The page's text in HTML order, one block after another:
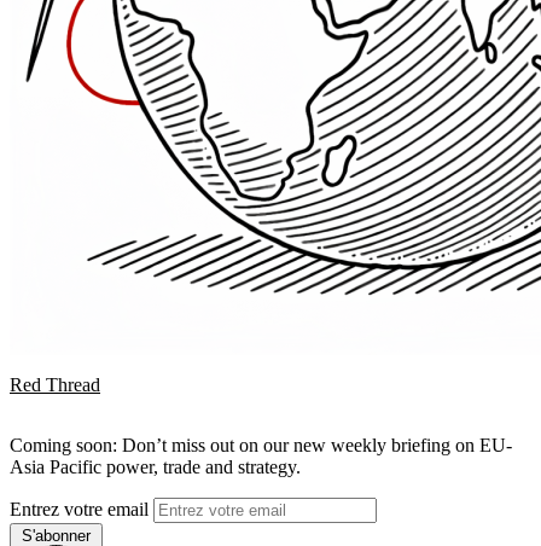
Red Thread
Coming soon: Don’t miss out on our new weekly briefing on EU-
Asia Pacific power, trade and strategy.
Entrez votre email
S'abonner